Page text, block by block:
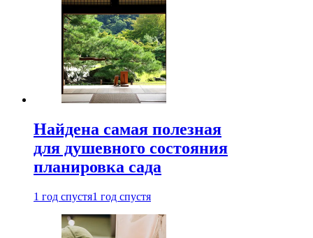
Найдена самая полезная
для душевного состояния
планировка сада
1 год спустя1 год спустя